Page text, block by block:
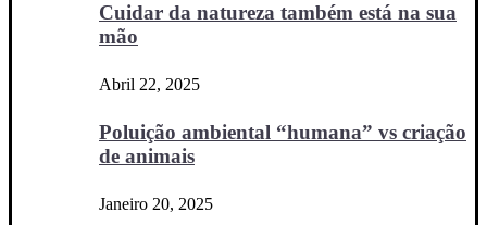
Cuidar da natureza também está na sua
mão
Abril 22, 2025
Poluição ambiental “humana” vs criação
de animais
Janeiro 20, 2025